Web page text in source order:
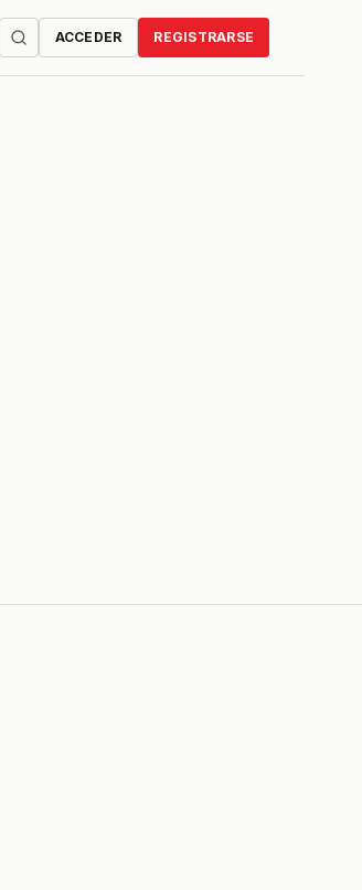
ACCEDER REGISTRARSE